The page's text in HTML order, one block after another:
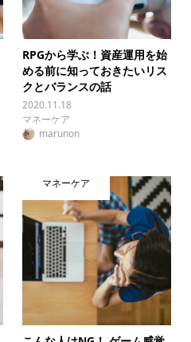
RPGから学ぶ！資産運用を始
める前に知っておきたいリス
クとバランスの話
2020.11.18
マネーケア
marunon
マネーケア